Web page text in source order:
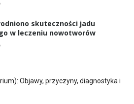
skuteczności jadu
w leczeniu nowotworów
Objawy, przyczyny, diagnostyka i